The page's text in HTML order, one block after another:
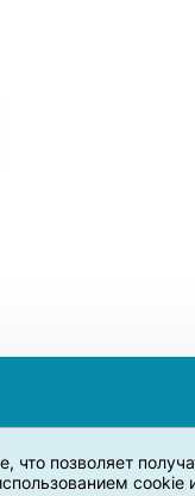
что позволяет
cookie